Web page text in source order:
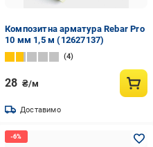
Композитна арматура Rebar Pro
10 мм 1,5 м (12627137)
4
28 ₴/м
Доставимо